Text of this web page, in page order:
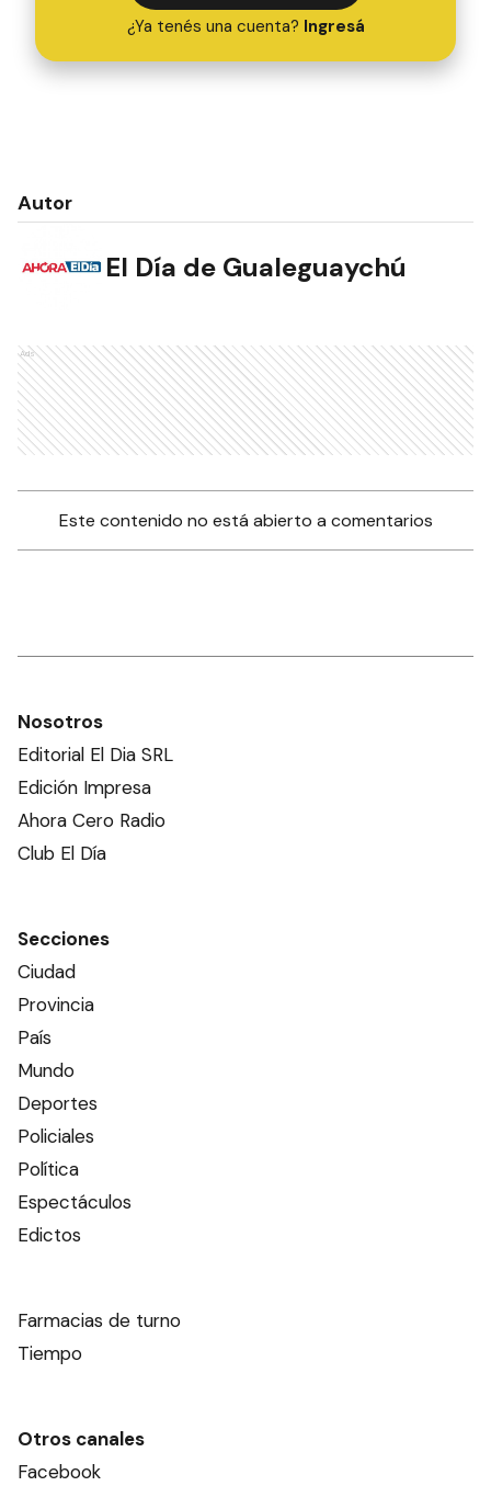
¿Ya tenés una cuenta? Ingresá
Autor
El Día de Gualeguaychú
Ads
Este contenido no está abierto a comentarios
Nosotros
Editorial El Dia SRL
Edición Impresa
Ahora Cero Radio
Club El Día
Secciones
Ciudad
Provincia
País
Mundo
Deportes
Policiales
Política
Espectáculos
Edictos
Farmacias de turno
Tiempo
Otros canales
Facebook